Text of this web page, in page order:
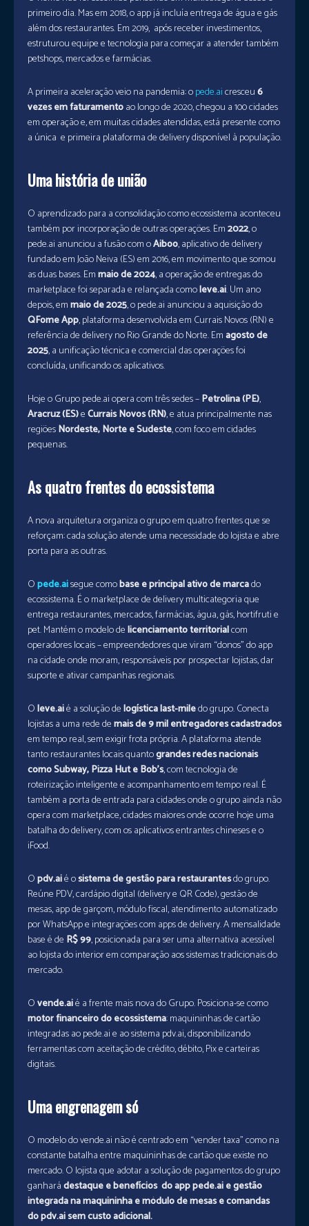
primeiro dia. Mas em 2018, o app já incluía entrega de água e gás
além dos restaurantes. Em 2019, após receber investimentos,
estruturou equipe e tecnologia para começar a atender também
petshops, mercados e farmácias.
A primeira aceleração veio na pandemia: opede.aicresceu6
vezes em faturamentoao longo de 2020, chegou a 100 cidades
em operação e, em muitas cidades atendidas, está presente como
a única e primeira plataforma de delivery disponível à população.
Uma história de união
O aprendizado para a consolidação como ecossistema aconteceu
também por incorporação de outras operações. Em2022, o
pede.ai anunciou a fusão com oAiboo, aplicativo de delivery
fundado em João Neiva (ES) em 2016, em movimento que somou
as duas bases. Emmaio de 2024, a operação de entregas do
marketplace foi separada e relançada comoleve.ai. Um ano
depois, emmaio de 2025, o pede.ai anunciou a aquisição do
QFome App, plataforma desenvolvida em Currais Novos (RN) e
referência de delivery no Rio Grande do Norte. Emagosto de
2025, a unificação técnica e comercial das operações foi
concluída, unificando os aplicativos.
Hoje o Grupo pede.ai opera com três sedes –Petrolina (PE),
Aracruz (ES)eCurrais Novos (RN), e atua principalmente nas
regiõesNordeste, Norte e Sudeste, com foco em cidades
pequenas.
As quatro frentes do ecossistema
A nova arquitetura organiza o grupo em quatro frentes que se
reforçam: cada solução atende uma necessidade do lojista e abre
porta para as outras.
Opede.aisegue comobase e principal ativo de marcado
ecossistema. É o marketplace de delivery multicategoria que
entrega restaurantes, mercados, farmácias, água, gás, hortifruti e
pet. Mantém o modelo delicenciamento territorialcom
operadores locais – empreendedores que viram “donos” do app
na cidade onde moram, responsáveis por prospectar lojistas, dar
suporte e ativar campanhas regionais.
Oleve.aié a solução delogística last-miledo grupo. Conecta
lojistas a uma rede demais de 9 mil entregadores cadastrados
em tempo real, sem exigir frota própria. A plataforma atende
tanto restaurantes locais quantograndes redes nacionais
como Subway, Pizza Hut e Bob’s, com tecnologia de
roteirização inteligente e acompanhamento em tempo real. É
também a porta de entrada para cidades onde o grupo ainda não
opera com marketplace, cidades maiores onde ocorre hoje uma
batalha do delivery, com os aplicativos entrantes chineses e o
iFood.
Opdv.aié osistema de gestão para restaurantesdo grupo.
Reúne PDV, cardápio digital (delivery e QR Code), gestão de
mesas, app de garçom, módulo fiscal, atendimento automatizado
por WhatsApp e integrações com apps de delivery. A mensalidade
base é de R$ 99, posicionada para ser uma alternativa acessível
ao lojista do interior em comparação aos sistemas tradicionais do
mercado.
Ovende.aié a frente mais nova do Grupo. Posiciona-se como
motor financeiro do ecossistema: maquininhas de cartão
integradas ao pede.ai e ao sistema pdv.ai, disponibilizando
ferramentas com aceitação de crédito, débito, Pix e carteiras
digitais.
Uma engrenagem só
O modelo do vende.ai não é centrado em “vender taxa” como na
constante batalha entre maquininhas de cartão que existe no
mercado. O lojista que adotar a solução de pagamentos do grupo
ganharádestaque e benefícios do app pede.ai e gestão
integrada na maquininha e módulo de mesas e comandas
do pdv.ai sem custo adicional.